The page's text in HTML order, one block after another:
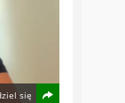
się